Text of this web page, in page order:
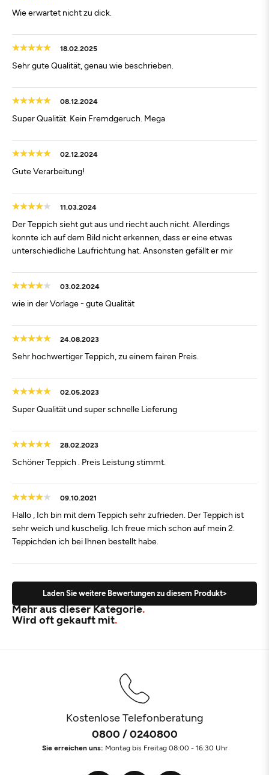
Wie erwartet nicht zu dick.
18.02.2025
Sehr gute Qualität, genau wie beschrieben.
08.12.2024
Super Qualität. Kein Fremdgeruch. Mega
02.12.2024
Gute Verarbeitung!
11.03.2024
Der Teppich sieht gut aus und riecht auch nicht. Allerdings
konnte ich auf dem Bild nicht erkennen, dass er eine etwas
unterschiedliche Laufrichtung hat. Ansonsten gefällt er mir
03.02.2024
wie in der Vorlage - gute Qualität
24.08.2023
Sehr hochwertiger Teppich, zu einem fairen Preis.
02.05.2023
Super Qualität und super schnelle Lieferung
28.02.2023
Schöner Teppich . Preis Leistung stimmt.
09.10.2021
Hallo , Ich bin mit dem Teppich sehr zufrieden. Der Teppich ist
sehr weich und kuschelig. Ich freue mich schon auf mein 2.
Teppichden ich bei Ihnen bestellt habe.
Laden Sie weitere Bewertungen zu diesem Produkt>
Mehr aus dieser Kategorie
Wird oft gekauft mit
Kostenlose Telefonberatung
0800 / 0240800
Sie erreichen uns: Montag bis Freitag 08:00 - 16:30 Uhr